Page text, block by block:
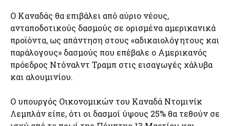
Ο Καναδάς θα επιβάλει από αύριο νέους,
ανταποδοτικούς δασμούς σε ορισμένα αμερικανικά
προϊόντα, ως απάντηση στους «αδικαιολόγητους και
παράλογους» δασμούς που επέβαλε ο Αμερικανός
πρόεδρος Ντόναλντ Τραμπ στις εισαγωγές χάλυβα
και αλουμινίου.
Ο υπουργός Οικονομικών του Καναδά Ντομινίκ
Λεμπλάν είπε, ότι οι δασμοί ύψους 25% θα τεθούν σε